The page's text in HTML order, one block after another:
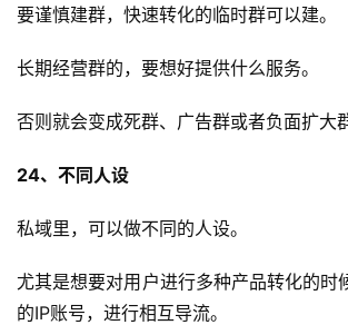
要谨慎建群，快速转化的临时群可以建。
长期经营群的，要想好提供什么服务。
否则就会变成死群、广告群或者负面扩大群
24、不同人设
私域里，可以做不同的人设。
尤其是想要对用户进行多种产品转化的时
的IP账号，进行相互导流。